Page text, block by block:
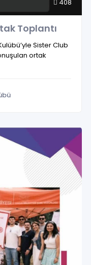
408
Toplantı
Sister Club
ortak